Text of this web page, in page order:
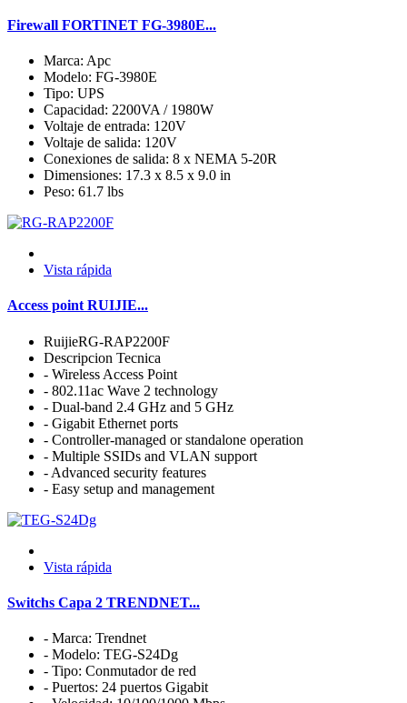
Firewall FORTINET FG-3980E...
Marca: Apc
Modelo: FG-3980E
Tipo: UPS
Capacidad: 2200VA / 1980W
Voltaje de entrada: 120V
Voltaje de salida: 120V
Conexiones de salida: 8 x NEMA 5-20R
Dimensiones: 17.3 x 8.5 x 9.0 in
Peso: 61.7 lbs
Vista rápida
Access point RUIJIE...
RuijieRG-RAP2200F
Descripcion Tecnica
- Wireless Access Point
- 802.11ac Wave 2 technology
- Dual-band 2.4 GHz and 5 GHz
- Gigabit Ethernet ports
- Controller-managed or standalone operation
- Multiple SSIDs and VLAN support
- Advanced security features
- Easy setup and management
Vista rápida
Switchs Capa 2 TRENDNET...
- Marca: Trendnet
- Modelo: TEG-S24Dg
- Tipo: Conmutador de red
- Puertos: 24 puertos Gigabit